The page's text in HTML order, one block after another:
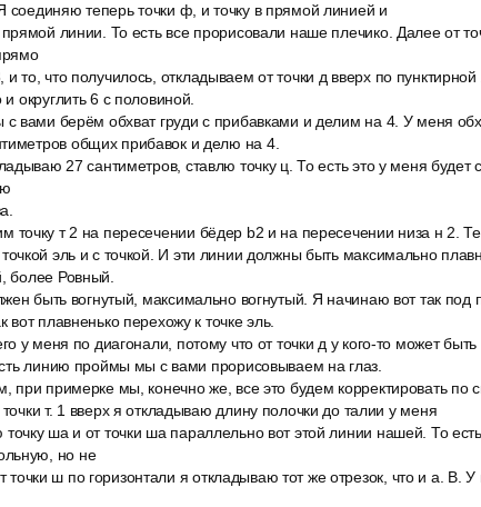
соединяю теперь точки ф, и точку в прямой линией и
линии. То есть все прорисовали наше плечико. Далее от
то, что получилось, откладываем от точки д вверх по
округлить 6 с половиной.
с вами берём обхват груди с прибавками и делим на 4. У меня
общих прибавок и делю на 4.
27 сантиметров, ставлю точку ц. То есть это у меня будет
точку т 2 на пересечении бёдер b2 и на пересечении низа н 2.
эль и с точкой. И эти линии должны быть максимально
более Ровный.
быть вогнутый, максимально вогнутый. Я начинаю вот так
вот плавненько перехожу к точке эль.
у меня по диагонали, потому что от точки д у кого-то может
линию проймы мы с вами прорисовываем на глаз.
при примерке мы, конечно же, все это будем корректировать по
т. 1 вверх я откладываю длину полочки до талии у меня
ша и от точки ша параллельно вот этой линии нашей. То
но не
ш по горизонтали я откладываю тот же отрезок, что и а. В. У